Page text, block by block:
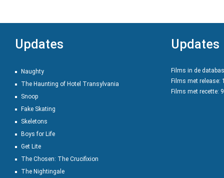
Updates
Naughty
The Haunting of Hotel Transylvania
Snoop
Fake Skating
Skeletons
Boys for Life
Get Lite
The Chosen: The Crucifixion
The Nightingale
Updates
Films in de
Films met release:
Films met recette: